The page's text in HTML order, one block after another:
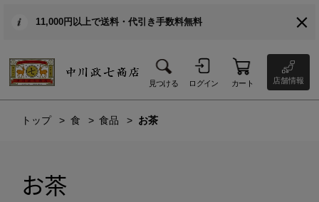
11,000円以上で送料・代引き手数料無料
見つける ログイン カート 店舗情報
トップ 食 食品 お茶
お茶